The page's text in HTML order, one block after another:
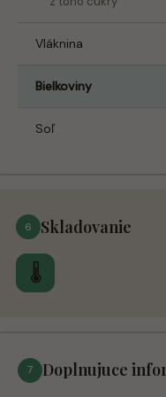
Vláknina
Bielkoviny
Soľ
6 Skladovanie
🌡
7 Doplnujuce